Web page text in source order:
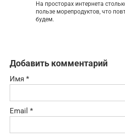
На просторах интернета
пользе морепродуктов, что
будем.
Добавить комментарий
Имя *
Email *